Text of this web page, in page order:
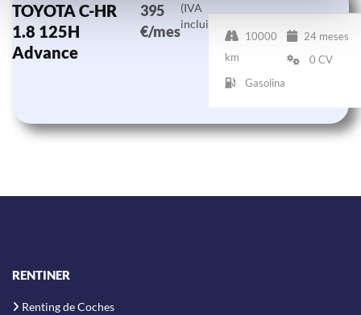
TOYOTA C-HR
1.8 125H
Advance
395
€/mes
(IVA
incluido)
10000
km
24 meses
0 CV
Gasolina
RENTINER
Renting de Coches